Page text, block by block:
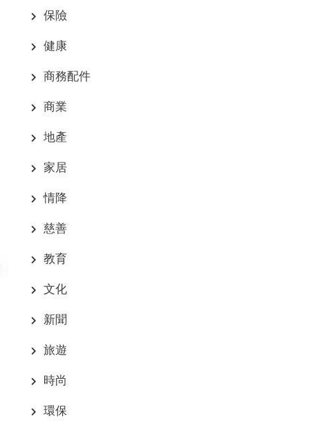
保險
健康
商務配件
商業
地產
家居
情降
慈善
教育
文化
新聞
旅遊
時尚
環保